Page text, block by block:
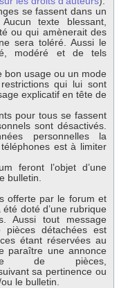
se fassent dans un
texte blessant,
ou qui amènerait des
sera toléré. Aussi le
modéré et de tels
bon usage ou un mode
qui lui sont
explicatif en tête de
pour tous se fassent
sont désactivés.
personnelles la
est à limiter
feront l’objet d’une
bulletin.
offerte par le forum et
doté d’une rubrique
Aussi tout message
détachées est
étant réservées au
paraître une annonce
de pièces,
sa pertinence ou
le bulletin.